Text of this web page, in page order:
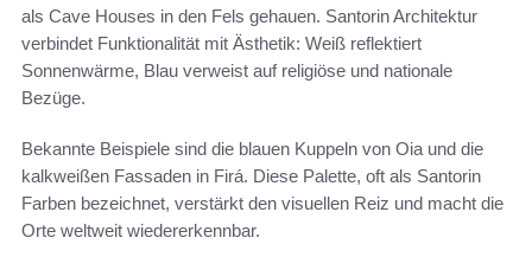
als Cave Houses in den Fels gehauen. Santorin Architektur
verbindet Funktionalität mit Ästhetik: Weiß reflektiert
Sonnenwärme, Blau verweist auf religiöse und nationale
Bezüge.
Bekannte Beispiele sind die blauen Kuppeln von Oia und die
kalkweißen Fassaden in Firá. Diese Palette, oft als Santorin
Farben bezeichnet, verstärkt den visuellen Reiz und macht die
Orte weltweit wiedererkennbar.